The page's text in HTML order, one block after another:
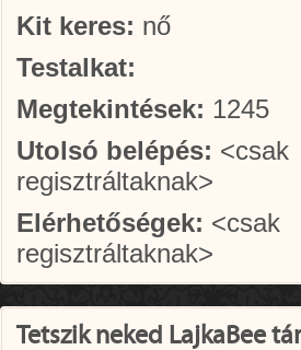
Kit keres: nő
Testalkat:
Megtekintések: 1245
Utolsó belépés: <csak
regisztráltaknak>
Elérhetőségek: <csak
regisztráltaknak>
Tetszik neked LajkaBee